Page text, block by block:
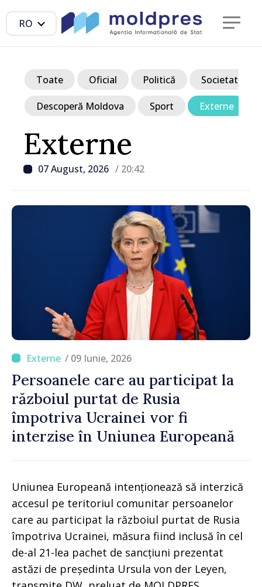
RO
Externe
07 August, 2026 / 20:42
Toate Oficial Politică Societate
Descoperă Moldova Sport Externe
/ 09 Iunie, 2026
Persoanele care au participat la
războiul purtat de Rusia
împotriva Ucrainei vor fi
interzise în Uniunea Europeană
Uniunea Europeană intenționează să interzică
accesul pe teritoriul comunitar persoanelor
care au participat la războiul purtat de Rusia
împotriva Ucrainei, măsura fiind inclusă în cel
de-al 21-lea pachet de sancțiuni prezentat
astăzi de președinta Ursula von der Leyen,